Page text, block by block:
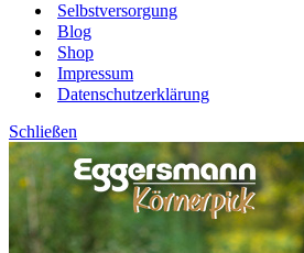
Selbstversorgung
Blog
Shop
Impressum
Datenschutzerklärung
Schließen